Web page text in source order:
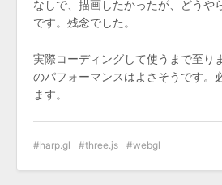
なしで、描画したかったが、どうや
です。残念でした。
実際コーディングして使うまで至り
のパフォーマンスはよさそうです。
ます。
harp.gl three.js webgl